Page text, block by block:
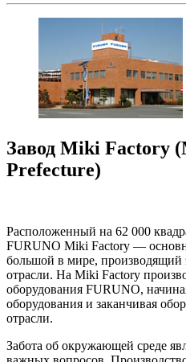
Завод Miki Factory
Prefecture)
Расположенный на 62 000
FURUNO Miki Factory —
большой в мире, производящий
отрасли. На Miki Factory
оборудования FURUNO,
оборудования и заканчивая
отрасли.
Забота об окружающей среде